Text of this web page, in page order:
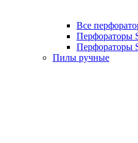
Все
Перфораторы
Перфораторы
Пилы ручные